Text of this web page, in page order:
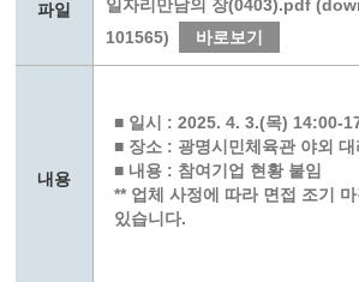
파일
일자리만남의 장(0403).pdf
101565)
바로보기
내용
■ 일시 : 2025. 4. 3.(목) 14:00-
■ 장소 : 광명시민체육관 야외
■ 내용 : 참여기업 현황 붙임
** 업체 사정에 따라 면접 조기
있습니다.